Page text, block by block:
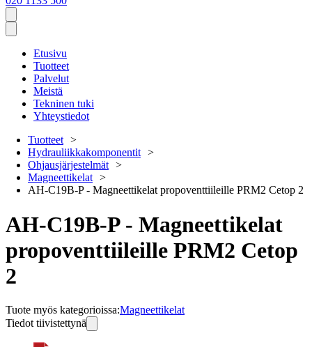
Etusivu
Tuotteet
Palvelut
Meistä
Tekninen tuki
Yhteystiedot
Tuotteet
Hydrauliikkakomponentit
Ohjausjärjestelmät
Magneettikelat
AH-C19B-P - Magneettikelat propoventtiileille PRM2 Cetop 2
AH-C19B-P - Magneettikelat
propoventtiileille PRM2 Cetop
2
Tuote myös kategorioissa:Magneettikelat
Tiedot tiivistettynä